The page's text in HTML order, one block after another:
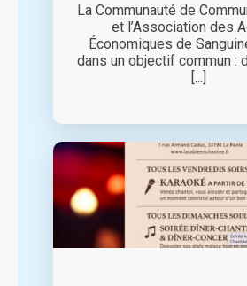
La Communauté de
et l’Association des
Économiques de
dans un objectif commun :
[...]